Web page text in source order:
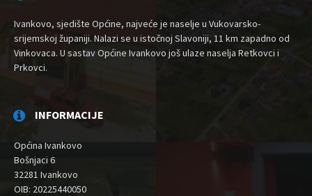
Ivankovo, sjedište Općine, najveće je naselje u Vukovarsko-
srijemskoj županiji. Nalazi se u istočnoj Slavoniji, 11 km zapadno od
Vinkovaca. U sastav Općine Ivankovo još ulaze naselja Retkovci i
Prkovci.
INFORMACIJE
Općina Ivankovo
Bošnjaci 6
32281 Ivankovo
OIB: 20225440050